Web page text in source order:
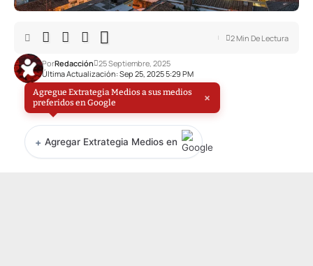
Última Actualización: Sep 25, 2025 5:29 PM
PorRedacción 25 Septiembre, 2025
2 Min De Lectura
Agregue Extrategia Medios a sus medios
preferidos en Google
×
+ Agregar Extrategia Medios en